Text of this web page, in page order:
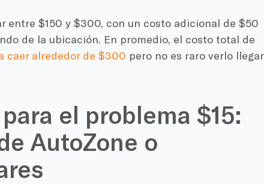
entre $150 y $300, con un costo adicional de $50
de la ubicación. En promedio, el costo total de
caer alrededor de $300 pero no es raro verlo llegar
el problema $15:
AutoZone o